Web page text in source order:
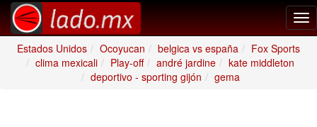
Estados Unidos
Ocoyucan belgica vs españa
Fox Sports
clima mexicali
Play-off andré jardine
kate middleton
deportivo - sporting gijón
gema